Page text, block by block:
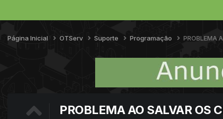
Página Inicial OTServ Suporte Programação PROBLEMA
PROBLEMA AO SALVAR OS